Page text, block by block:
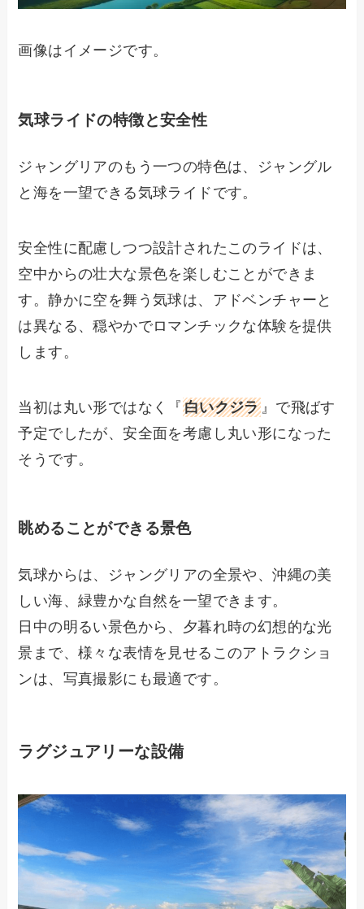
画像はイメージです。
気球ライドの特徴と安全性
ジャングリアのもう一つの特色は、ジャングル
と海を一望できる気球ライドです。
安全性に配慮しつつ設計されたこのライドは、
空中からの壮大な景色を楽しむことができま
す。静かに空を舞う気球は、アドベンチャーと
は異なる、穏やかでロマンチックな体験を提供
します。
当初は丸い形ではなく『 白いクジラ』で飛ばす
予定でしたが、安全面を考慮し丸い形になった
そうです。
眺めることができる景色
気球からは、ジャングリアの全景や、沖縄の美
しい海、緑豊かな自然を一望できます。
日中の明るい景色から、夕暮れ時の幻想的な光
景まで、様々な表情を見せるこのアトラクショ
ンは、写真撮影にも最適です。
ラグジュアリーな設備